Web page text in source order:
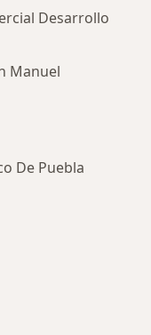
Desarrollo
Manuel
De Puebla